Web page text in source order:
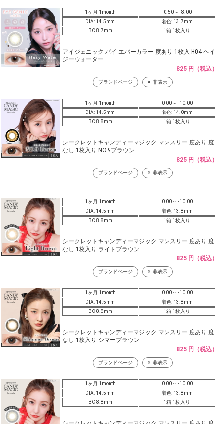
1ヶ月 1month
-0.50～ -8.00
DIA: 14.5mm
着色: 13.7mm
BC 8.7mm
1箱 1枚入り
アイジェニック バイ エバーカラー 度あり 1枚入 H04 ヘイ
ジーウォーター
825 円（税込）
ブランドページ 非表示
1ヶ月 1month
0.00～ -10.00
DIA: 14.5mm
着色: 14.0mm
BC 8.8mm
1箱 1枚入り
シークレットキャンディーマジック マンスリー 度あり 度
なし 1枚入り NO.9ブラウン
825 円（税込）
ブランドページ 非表示
1ヶ月 1month
0.00～ -10.00
DIA: 14.5mm
着色: 13.8mm
BC 8.8mm
1箱 1枚入り
シークレットキャンディーマジック マンスリー 度あり 度
なし 1枚入り ライトブラウン
825 円（税込）
ブランドページ 非表示
1ヶ月 1month
0.00～ -10.00
DIA: 14.5mm
着色: 13.8mm
BC 8.8mm
1箱 1枚入り
シークレットキャンディーマジック マンスリー 度あり 度
なし 1枚入り シマーブラウン
825 円（税込）
ブランドページ 非表示
1ヶ月 1month
0.00～ -10.00
DIA: 14.5mm
着色: 13.8mm
BC 8.8mm
1箱 1枚入り